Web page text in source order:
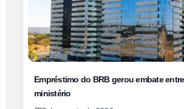
Empréstimo do BRB gerou embate
ministério